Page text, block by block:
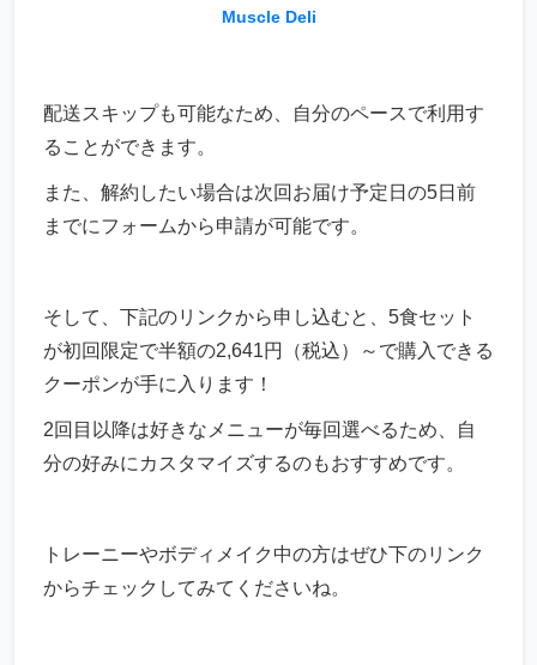
Muscle Deli
配送スキップも可能なため、自分のペースで利用す
ることができます。
また、解約したい場合は次回お届け予定日の5日前
までにフォームから申請が可能です。
そして、下記のリンクから申し込むと、5食セット
が初回限定で半額の2,641円（税込）～で購入できる
クーポンが手に入ります！
2回目以降は好きなメニューが毎回選べるため、自
分の好みにカスタマイズするのもおすすめです。
トレーニーやボディメイク中の方はぜひ下のリンク
からチェックしてみてくださいね。